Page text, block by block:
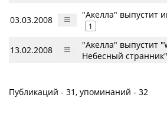
03.03.2008 "Акелла" выпустит
1
13.02.2008
"Акелла" выпустит
Небесный странник"
Публикаций - 31, упоминаний - 32